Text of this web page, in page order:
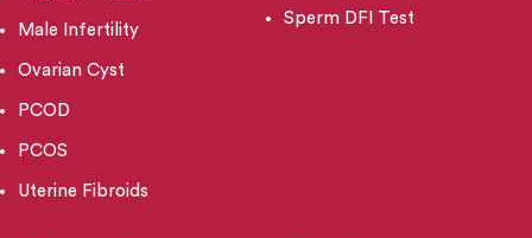
Male Infertility
Ovarian Cyst
PCOD
PCOS
Uterine Fibroids
Sperm DFI Test